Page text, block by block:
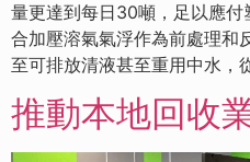
量更達到每日30噸，足以應
合加壓溶氣氣浮作為前處理和
至可排放清液甚至重用中水，
推動本地回收